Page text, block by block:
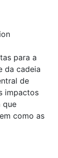
para a
da cadeia
de
impactos
que
como as